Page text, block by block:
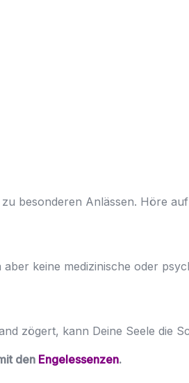
besonderen Anlässen. Höre
keine medizinische oder
zögert, kann Deine Seele die
den Engelessenzen.